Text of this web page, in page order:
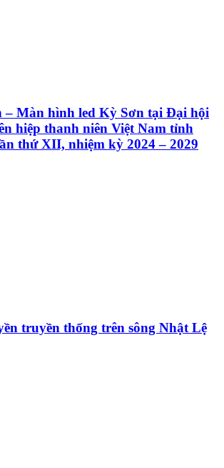
– Màn hình led Kỳ Sơn tại Đại hội
hiệp thanh niên Việt Nam tỉnh
thứ XII, nhiệm kỳ 2024 – 2029
truyền thống trên sông Nhật Lệ